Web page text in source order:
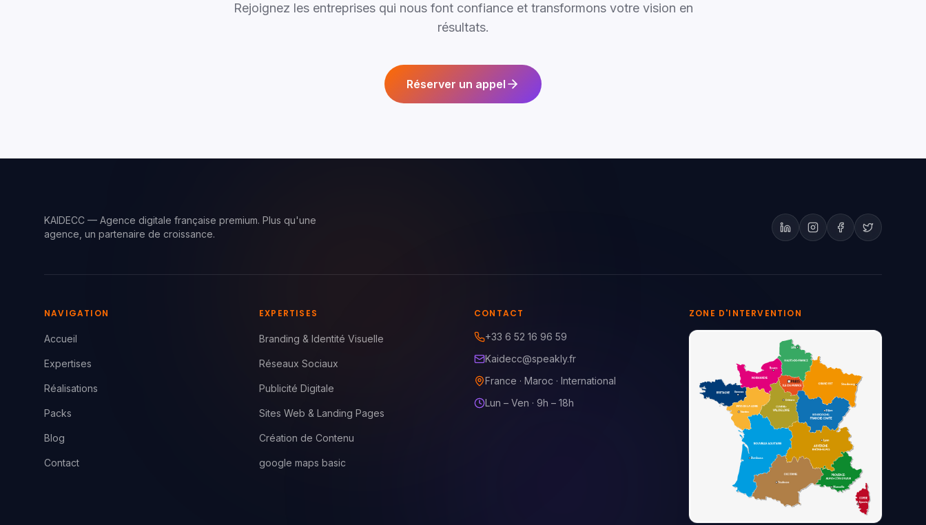
Rejoignez les entreprises qui nous font confiance et transformons votre vision en
résultats.
Réserver un appel
KAIDECC — Agence digitale française premium. Plus qu'une
agence, un partenaire de croissance.
NAVIGATION
Accueil
Expertises
Réalisations
Packs
Blog
Contact
EXPERTISES
Branding & Identité Visuelle
Réseaux Sociaux
Publicité Digitale
Sites Web & Landing Pages
Création de Contenu
google maps basic
CONTACT
+33 6 52 16 96 59
Kaidecc@speakly.fr
France · Maroc · International
Lun – Ven · 9h – 18h
ZONE D'INTERVENTION